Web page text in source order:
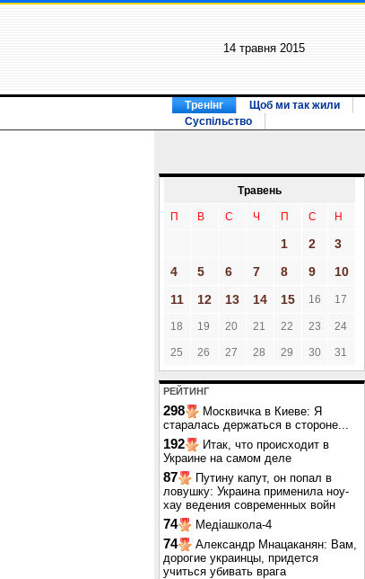
14 травня 2015
Тренінг Щоб ми так жили
Суспільство
Травень
П В С Ч П С Н
1 2
3
4
5 6 7 8 9
10
11
12 13 14 15 16 17
18 19 20 21 22 23 24
25 26 27 28 29 30 31
РЕЙТИНГ
298
Москвичка в Киеве: Я
старалась держаться в стороне...
192
Итак, что происходит в
Украине на самом деле
87
Путину капут, он попал в
ловушку: Украина применила ноу-
хау ведения современных войн
74 Медіашкола-4
74
Александр Мнацаканян: Вам,
дорогие украинцы, придется
учиться убивать врага